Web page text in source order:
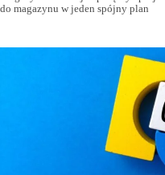
do magazynu w jeden spójny plan